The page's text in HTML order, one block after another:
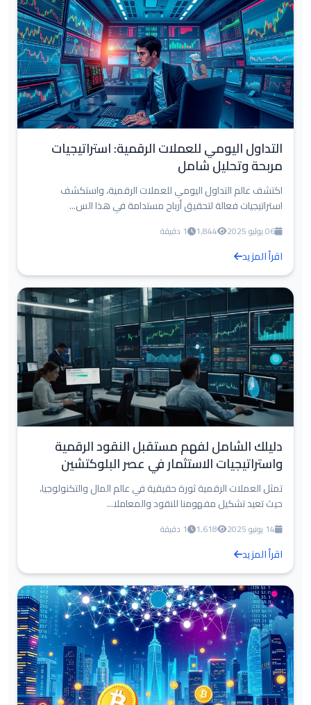
التداول اليومي للعملات الرقمية: استراتيجيات
مربحة وتحليل شامل
اكتشف عالم التداول اليومي للعملات الرقمية، واستكشف
استراتيجيات فعالة لتحقيق أرباح مستدامة في هذا الس...
06 يوليو 2025 1,844 1 دقيقة
اقرأ المزيد
دليلك الشامل لفهم مستقبل النقود الرقمية
واستراتيجيات الاستثمار في عصر البلوكتشين
تمثل العملات الرقمية ثورة حقيقية في عالم المال والتكنولوجيا،
حيث تعيد تشكيل مفهومنا للنقود والمعاملا...
14 يونيو 2025 1,618 1 دقيقة
اقرأ المزيد